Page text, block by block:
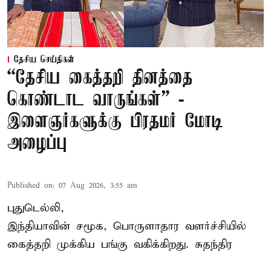
தேசிய செய்திகள்
“தேசிய கைத்தறி தினத்தை
கொண்டாட வாருங்கள்” -
இளைஞர்களுக்கு பிரதமர் மோடி
அழைப்பு
Published on: 07 Aug 2026, 3:55 am
புதுடெல்லி,
இந்தியாவின் சமூக, பொருளாதார வளர்ச்சியில்
கைத்தறி முக்கிய பங்கு வகிக்கிறது. சுதந்திர